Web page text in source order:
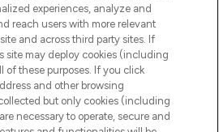
na pliki cookie
or Share My Personal
Information
& INFORMACJE
experiences, analyze and
reach users with more relevant
and across third party sites. If
site may deploy cookies (including
of these purposes. If you click
and other browsing
but only cookies (including
necessary to operate, secure and